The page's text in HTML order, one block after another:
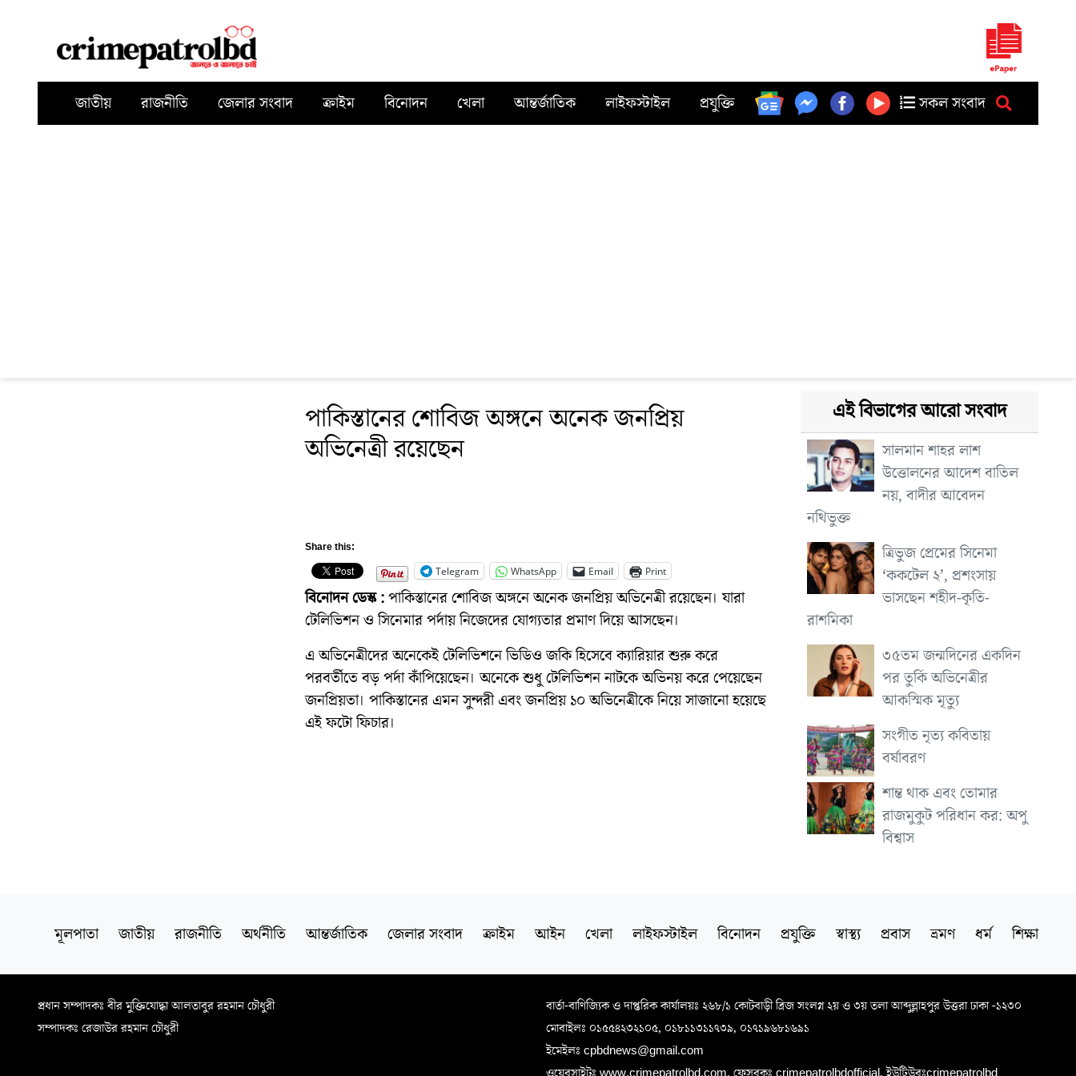
জাতীয় রাজনীতি জেলার সংবাদ ক্রাইম বিনোদন খেলা আন্তর্জাতিক লাইফস্টাইল প্রযুক্তি সকল সংবাদ
পাকিস্তানের শোবিজ অঙ্গনে অনেক জনপ্রিয়
অভিনেত্রী রয়েছেন
Share this:
Telegram
WhatsApp Email Print
বিনোদন ডেস্ক :পাকিস্তানের শোবিজ অঙ্গনে অনেক জনপ্রিয় অভিনেত্রী রয়েছেন। যারা
টেলিভিশন ও সিনেমার পর্দায় নিজেদের যোগ্যতার প্রমাণ দিয়ে আসছেন।
এ অভিনেত্রীদের অনেকেই টেলিভিশনে ভিডিও জকি হিসেবে ক্যারিয়ার শুরু করে
পরবর্তীতে বড় পর্দা কাঁপিয়েছেন। অনেকে শুধু টেলিভিশন নাটকে অভিনয় করে পেয়েছেন
জনপ্রিয়তা। পাকিস্তানের এমন সুন্দরী এবং জনপ্রিয় ১০ অভিনেত্রীকে নিয়ে সাজানো হয়েছে
এই ফটো ফিচার।
এই বিভাগের আরো সংবাদ
সালমান শাহর লাশ
উত্তোলনের আদেশ বাতিল
নয়, বাদীর আবেদন
নথিভুক্ত
ত্রিভুজ প্রেমের সিনেমা
‘ককটেল ২’, প্রশংসায়
ভাসছেন শহীদ-কৃতি-
রাশমিকা
৩৫তম জন্মদিনের একদিন
পর তুর্কি অভিনেত্রীর
আকস্মিক মৃত্যু
সংগীত নৃত্য কবিতায়
বর্ষাবরণ
শান্ত থাক এবং তোমার
রাজমুকুট পরিধান কর: অপু
বিশ্বাস
মূলপাতা জাতীয় রাজনীতি অর্থনীতি আন্তর্জাতিক জেলার সংবাদ ক্রাইম আইন খেলা লাইফস্টাইল বিনোদন প্রযুক্তি স্বাস্থ্য প্রবাস ভ্রমণ ধর্ম শিক্ষা
প্রধান সম্পাদকঃ বীর মুক্তিযোদ্ধা আলতাবুর রহমান চৌধুরী
সম্পাদকঃ রেজাউর রহমান চৌধুরী
বার্তা-বাণিজ্যিক ও দাপ্তরিক কার্যালয়ঃ ২৬৮/১ কোটবাড়ী ব্রিজ সংলগ্ন ২য় ও ৩য় তলা আব্দুল্লাহপুর উত্তরা ঢাকা -১২৩০
মোবাইলঃ ০১৫৫৪২৩২১০৫, ০১৮১১৩১১৭৩৯, ০১৭১৯৬৮১৬৯১
ইমেইলঃ cpbdnews@gmail.com